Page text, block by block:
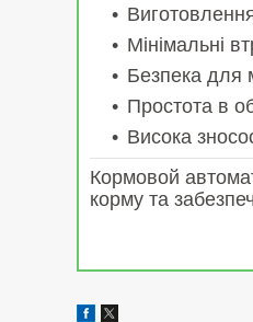
Мінімальні
Безпека для
Простота в
Висока
Кормовой
корму та